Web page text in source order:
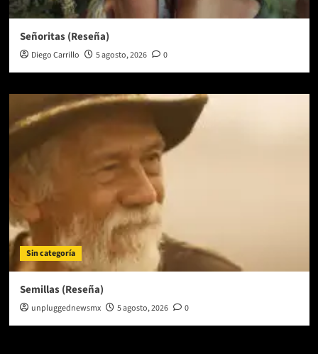
Señoritas (Reseña)
Diego Carrillo 5 agosto, 2026 0
Sin categoría
Semillas (Reseña)
unpluggednewsmx 5 agosto, 2026 0